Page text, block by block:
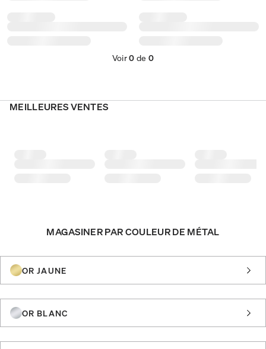
Voir0 de 0
MEILLEURES VENTES
MAGASINER PAR COULEUR DE MÉTAL
OR JAUNE
OR BLANC